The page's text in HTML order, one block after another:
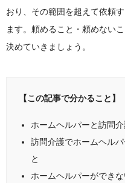
おり、その範囲を超えて依頼
ます。頼めること・頼めない
決めていきましょう。
【この記事で分かること】
ホームヘルパーと訪問
訪問介護でホームヘル
と
ホームヘルパーができ